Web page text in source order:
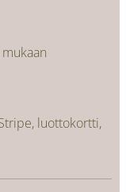
luottokortti,